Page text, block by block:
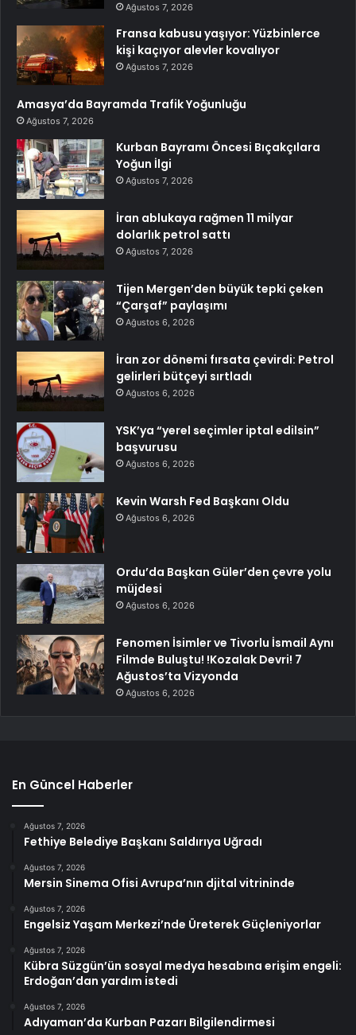
Ağustos 7, 2026
Fransa kabusu yaşıyor: Yüzbinlerce
kişi kaçıyor alevler kovalıyor
Ağustos 7, 2026
Amasya’da Bayramda Trafik Yoğunluğu
Ağustos 7, 2026
Kurban Bayramı Öncesi Bıçakçılara
Yoğun İlgi
Ağustos 7, 2026
İran ablukaya rağmen 11 milyar
dolarlık petrol sattı
Ağustos 7, 2026
Tijen Mergen’den büyük tepki çeken
“Çarşaf” paylaşımı
Ağustos 6, 2026
İran zor dönemi fırsata çevirdi: Petrol
gelirleri bütçeyi sırtladı
Ağustos 6, 2026
YSK’ya “yerel seçimler iptal edilsin”
başvurusu
Ağustos 6, 2026
Kevin Warsh Fed Başkanı Oldu
Ağustos 6, 2026
Ordu’da Başkan Güler’den çevre yolu
müjdesi
Ağustos 6, 2026
Fenomen İsimler ve Tivorlu İsmail Aynı
Filmde Buluştu! !Kozalak Devri! 7
Ağustos’ta Vizyonda
Ağustos 6, 2026
En Güncel Haberler
Ağustos 7, 2026
Fethiye Belediye Başkanı Saldırıya Uğradı
Ağustos 7, 2026
Mersin Sinema Ofisi Avrupa’nın djital vitrininde
Ağustos 7, 2026
Engelsiz Yaşam Merkezi’nde Üreterek Güçleniyorlar
Ağustos 7, 2026
Kübra Süzgün’ün sosyal medya hesabına erişim engeli:
Erdoğan’dan yardım istedi
Ağustos 7, 2026
Adıyaman’da Kurban Pazarı Bilgilendirmesi